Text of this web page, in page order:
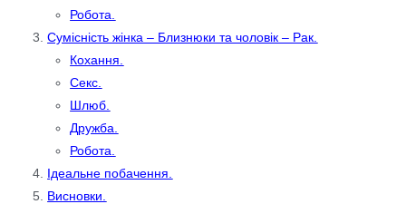
Робота.
Сумісність жінка – Близнюки та чоловік – Рак.
Кохання.
Секс.
Шлюб.
Дружба.
Робота.
Ідеальне побачення.
Висновки.